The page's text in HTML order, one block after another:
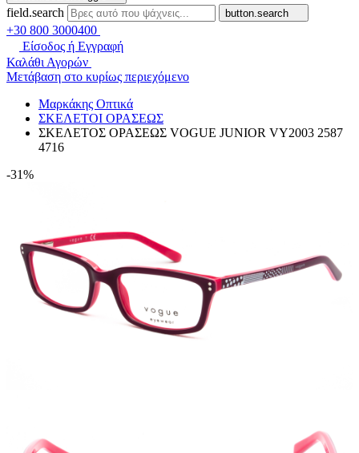
field.search button.search
+30 800 3000400
Είσοδος ή Εγγραφή
Καλάθι Αγορών
Μετάβαση στο κυρίως περιεχόμενο
Μαρκάκης Οπτικά
ΣΚΕΛΕΤΟΙ ΟΡΑΣΕΩΣ
ΣΚΕΛΕΤΟΣ ΟΡΑΣΕΩΣ VOGUE JUNIOR VY2003 2587
4716
-31%